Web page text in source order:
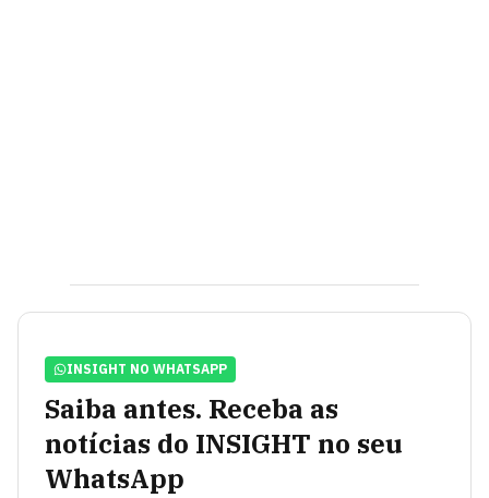
INSIGHT NO WHATSAPP
Saiba antes. Receba as
notícias do INSIGHT no seu
WhatsApp